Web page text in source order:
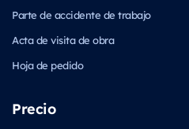
Parte de accidente de trabajo
Acta de visita de obra
Hoja de pedido
Precio